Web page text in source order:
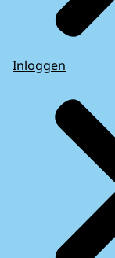
Inloggen